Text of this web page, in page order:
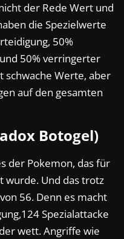
der Rede Wert und
die Spezielwerte
50%
50% verringerter
schwache Werte, aber
auf den gesamten
Botogel)
der Pokemon, das für
wurde. Und das trotz
56. Denn es macht
Spezialattacke
wett. Angriffe wie